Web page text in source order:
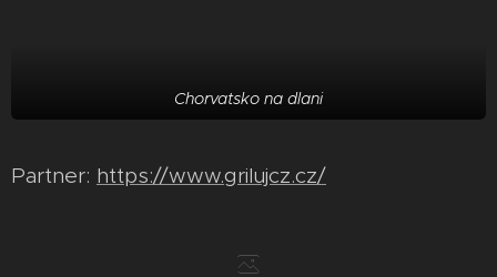
Chorvatsko na dlani
Partner: https://www.grilujcz.cz/